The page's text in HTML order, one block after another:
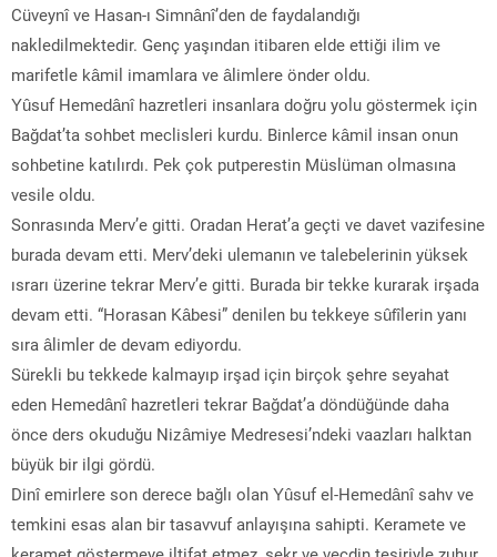
Cüveynî ve Hasan-ı Simnânî’den de faydalandığı
nakledilmektedir. Genç yaşından itibaren elde ettiği ilim ve
marifetle kâmil imamlara ve âlimlere önder oldu.
Yûsuf Hemedânî hazretleri insanlara doğru yolu göstermek için
Bağdat’ta sohbet meclisleri kurdu. Binlerce kâmil insan onun
sohbetine katılırdı. Pek çok putperestin Müslüman olmasına
vesile oldu.
Sonrasında Merv’e gitti. Oradan Herat’a geçti ve davet vazifesine
burada devam etti. Merv’deki ulemanın ve talebelerinin yüksek
ısrarı üzerine tekrar Merv’e gitti. Burada bir tekke kurarak irşada
devam etti. “Horasan Kâbesi” denilen bu tekkeye sûfîlerin yanı
sıra âlimler de devam ediyordu.
Sürekli bu tekkede kalmayıp irşad için birçok şehre seyahat
eden Hemedânî hazretleri tekrar Bağdat’a döndüğünde daha
önce ders okuduğu Nizâmiye Medresesi’ndeki vaazları halktan
büyük bir ilgi gördü.
Dinî emirlere son derece bağlı olan Yûsuf el-Hemedânî sahv ve
temkini esas alan bir tasavvuf anlayışına sahipti. Keramete ve